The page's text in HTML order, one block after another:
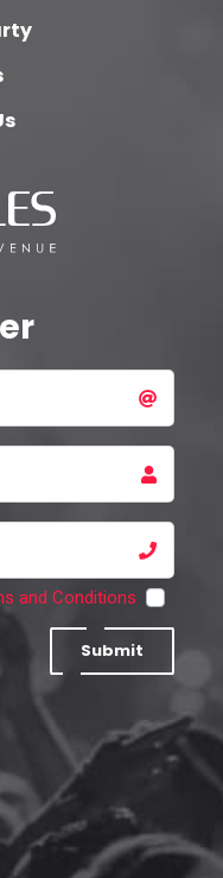
and Conditions
Submit